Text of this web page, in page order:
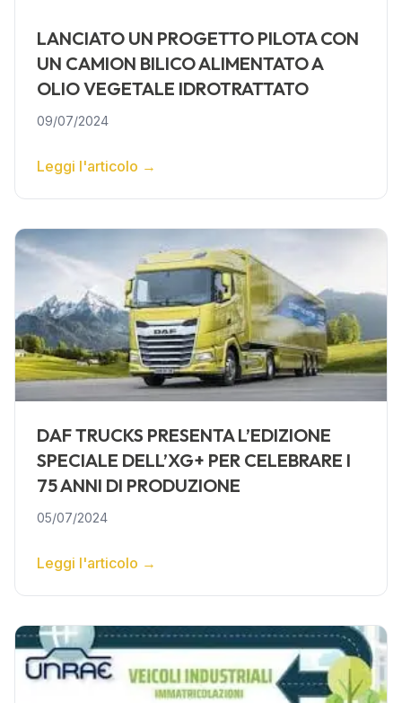
LANCIATO UN PROGETTO PILOTA CON
UN CAMION BILICO ALIMENTATO A
OLIO VEGETALE IDROTRATTATO
09/07/2024
Leggi l'articolo →
DAF TRUCKS PRESENTA L’EDIZIONE
SPECIALE DELL’XG+ PER CELEBRARE I
75 ANNI DI PRODUZIONE
05/07/2024
Leggi l'articolo →